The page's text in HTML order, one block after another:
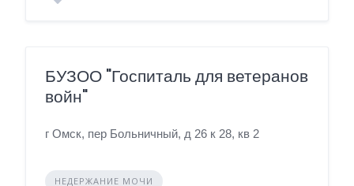
БУЗОО "Госпиталь для ветеранов
войн"
г Омск, пер Больничный, д 26 к 28, кв 2
НЕДЕРЖАНИЕ МОЧИ